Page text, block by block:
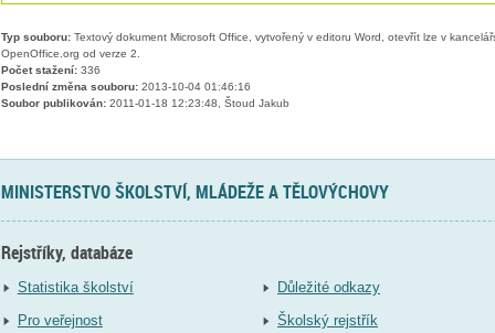
Typ souboru:Textový dokument Microsoft Office, vytvořený v editoru Word, otevřít lze v
OpenOffice.org od verze 2.
Počet stažení:336
Poslední změna souboru:2013-10-04 01:46:16
Soubor publikován:2011-01-18 12:23:48, Štoud Jakub
MINISTERSTVO ŠKOLSTVÍ, MLÁDEŽE A TĚLOVÝCHOVY
Rejstříky, databáze
Statistika školství
Pro veřejnost
Důležité odkazy
Školský rejstřík